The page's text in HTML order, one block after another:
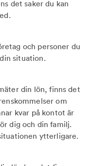
det saker du kan
och personer du
situation.
din lön, finns det
om
kvar på kontot är
dig och din familj.
ytterligare.